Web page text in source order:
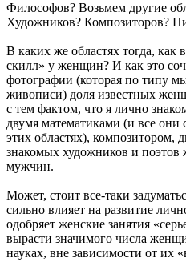
Философов? Возьмем другие
Художников? Композиторов?
В каких же областях тогда, как
скилл» у женщин? И как это
фотографии (которая по типу
живописи) доля известных
с тем фактом, что я лично
двумя математиками (и все они
этих областях), композитором,
знакомых художников и
мужчин.
Может, стоит все-таки
сильно влияет на развитие
одобряет женские занятия
вырасти значимого числа
науках, вне зависимости от их